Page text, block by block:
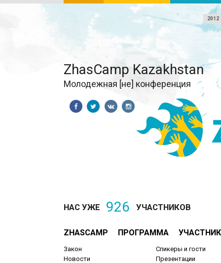
2012
ZhasCamp Kazakhstan
Молодежная [не] конференция
НАС УЖЕ 926 УЧАСТНИКОВ
ZHASCAMP ПРОГРАММА
Закон
Новости
Спикеры и гости
Презентации